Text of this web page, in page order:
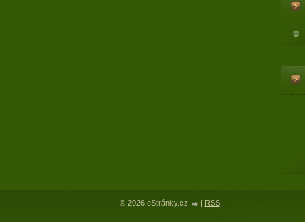
© 2026 eStránky.cz | RSS